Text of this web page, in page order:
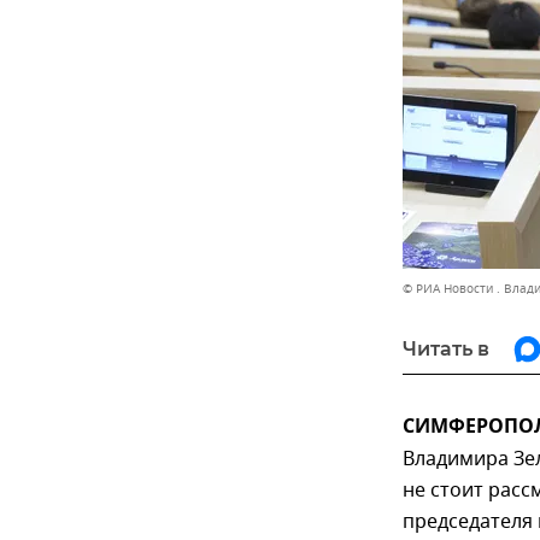
© РИА Новости .
Читать в
Владимира
не стоит